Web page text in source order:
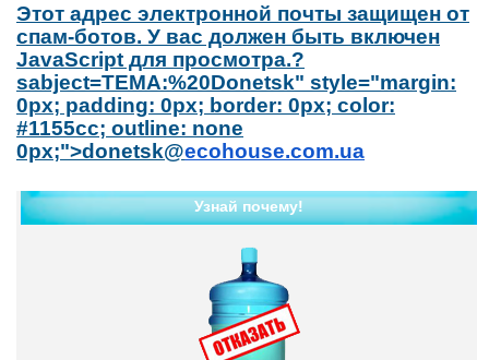
Этот адрес электронной почты защищен от
спам-ботов. У вас должен быть включен
JavaScript для просмотра.?
sabject=TEMA:%20Donetsk" style="margin:
0px; padding: 0px; border: 0px; color:
#1155cc; outline: none
0px;">donetsk@ecohouse.com.ua
Узнай почему!